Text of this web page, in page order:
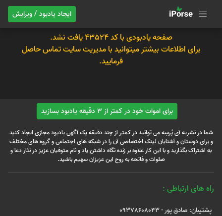
ایجاد یادبود / ویرایش
صفحه یادبودی با کد 43524 یافت نشد.
برای اطلاعات بیشتر میتوانید با مدیریت سایت تماس حاصل
فرمایید.
برای اموات خود در کمتر از 3 دقیقه یادبود بسازید
شما در نشریه آی پُرسِه می توانید در کمتر از چند دقیقه یک آگهی یادبود مجازی ایجاد کنید
و برای دوستان و آشنایان لینک اختصاصی آن را در شبکه های اجتماعی و گروه های مختلف
به اشتراک بگذارید و با این کار علاوه بر زنده نگاه داشتن یاد و نام متوفیان عزیز در نثار دعا و
صلوات و فاتحه به روح این عزیزان سهیم باشید.
راه های ارتباطی :
پشتیبان: صادق پور - 09378608043